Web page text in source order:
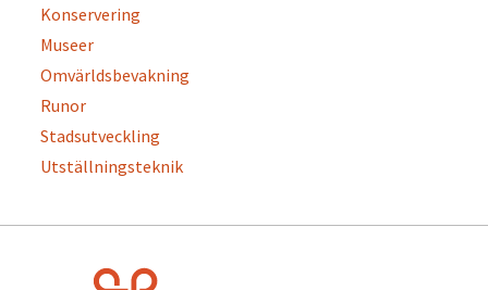
Konservering
Museer
Omvärldsbevakning
Runor
Stadsutveckling
Utställningsteknik